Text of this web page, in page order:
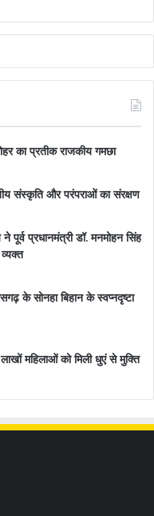
का प्रतीक राजकीय गमछा
संस्कृति और परंपराओं का संरक्षण
पूर्व प्रधानमंत्री डॉ. मनमोहन सिंह
के सोनहा बिहान के स्वप्नदृष्टा
महिलाओं को मिली धुएं से मुक्ति